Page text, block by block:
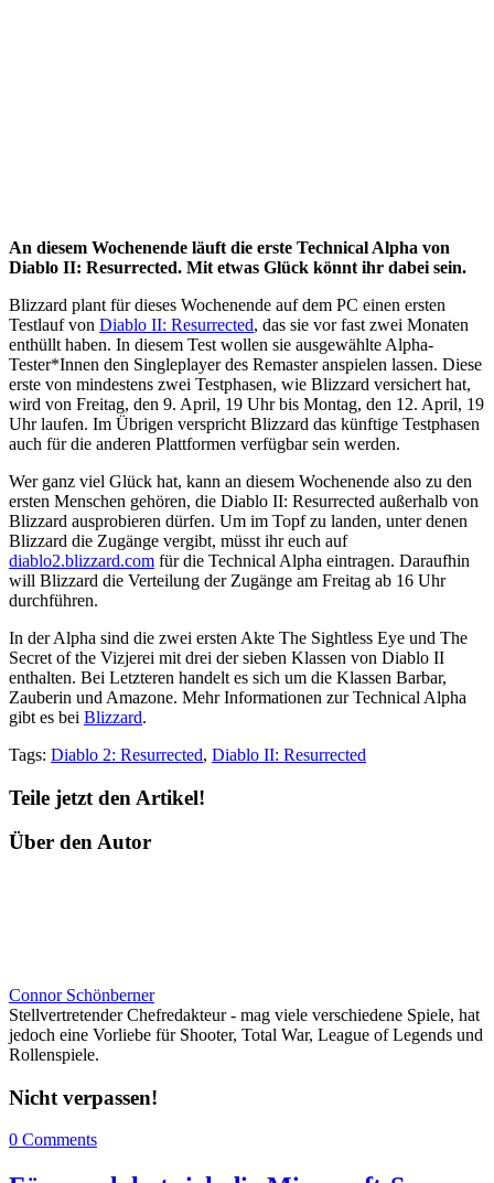
An diesem Wochenende läuft die erste Technical Alpha von
Diablo II: Resurrected. Mit etwas Glück könnt ihr dabei sein.
Blizzard plant für dieses Wochenende auf dem PC einen ersten
Testlauf von Diablo II: Resurrected, das sie vor fast zwei Monaten
enthüllt haben. In diesem Test wollen sie ausgewählte Alpha-
Tester*Innen den Singleplayer des Remaster anspielen lassen. Diese
erste von mindestens zwei Testphasen, wie Blizzard versichert hat,
wird von Freitag, den 9. April, 19 Uhr bis Montag, den 12. April, 19
Uhr laufen. Im Übrigen verspricht Blizzard das künftige Testphasen
auch für die anderen Plattformen verfügbar sein werden.
Wer ganz viel Glück hat, kann an diesem Wochenende also zu den
ersten Menschen gehören, die Diablo II: Resurrected außerhalb von
Blizzard ausprobieren dürfen. Um im Topf zu landen, unter denen
Blizzard die Zugänge vergibt, müsst ihr euch auf
diablo2.blizzard.com für die Technical Alpha eintragen. Daraufhin
will Blizzard die Verteilung der Zugänge am Freitag ab 16 Uhr
durchführen.
In der Alpha sind die zwei ersten Akte The Sightless Eye und The
Secret of the Vizjerei mit drei der sieben Klassen von Diablo II
enthalten. Bei Letzteren handelt es sich um die Klassen Barbar,
Zauberin und Amazone. Mehr Informationen zur Technical Alpha
gibt es bei Blizzard.
Tags: Diablo 2: Resurrected, Diablo II: Resurrected
Teile jetzt den Artikel!
Über den Autor
Connor Schönberner
Stellvertretender Chefredakteur - mag viele verschiedene Spiele, hat
jedoch eine Vorliebe für Shooter, Total War, League of Legends und
Rollenspiele.
Nicht verpassen!
0 Comments